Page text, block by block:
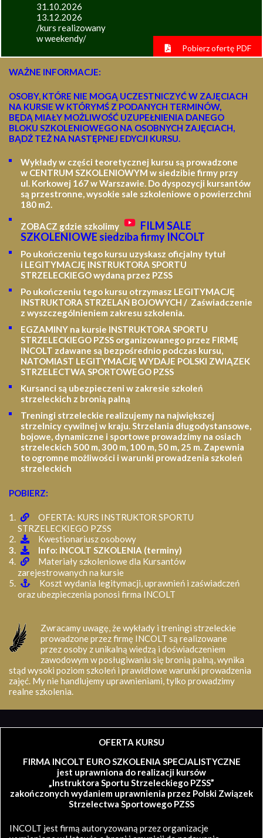
31.10.2026
13.12.2026
/kurs realizowany
w weekendy/
Pobierz ofertę PDF
WAŻNE INFORMACJE:
OSOBY, KTÓRE NIE MOGĄ UCZESTNICZYĆ W ZAJĘCIACH
NA KURSIE W KTÓRYMŚ Z PODANYCH TERMINÓW,
BĘDĄ MIAŁY MOŻLIWOŚĆ UZUPEŁNIENIA DANEGO
BLOKU SZKOLENIOWEGO NA OSOBNYCH ZAJĘCIACH,
BĄDŹ TEŻ NA NASTĘPNEJ EDYCJI KURSU.
Wykłady w części teoretycznej kursu są prowadzone
w CENTRUM SZKOLENIOWYM w siedzibie firmy przy
ul. Korkowej 167 w Warszawie. Do dyspozycji kursantów
są przestronne, wysokie sale szkoleniowe o powierzchni
180 m2.
ZOBACZ gdzie szkolimy
FILM SALE
SZKOLENIOWE siedziba firmy INCOLT
Po ukończeniu tego kursu uzyskasz oficjalny tytuł
i LEGITYMACJĘ INSTRUKTORA SPORTU
STRZELECKIEGO wydaną przez PZSS
Po ukończeniu tego kursu otrzymasz LEGITYMACJĘ
INSTRUKTORA STRZELAŃ BOJOWYCH / Zaświadczenie
z wyszczególnieniem zakresu szkolenia.
EGZAMINY na kursie INSTRUKTORA SPORTU
STRZELECKIEGO PZSS organizowanego przez FIRMĘ
INCOLT zdawane są bezpośrednio podczas kursu,
NATOMIAST LEGITYMACJĘ WYDAJE POLSKI ZWIĄZEK
STRZELECTWA SPORTOWEGO PZSS
Kursanci są ubezpieczeni w zakresie szkoleń
strzeleckich z bronią palną
Treningi strzeleckie realizujemy na największej
strzelnicy cywilnej w kraju. Strzelania długodystansowe,
bojowe, dynamiczne i sportowe prowadzimy na osiach
strzeleckich 500 m, 300 m, 100 m, 50 m, 25 m. Zapewnia
to ogromne możliwości i warunki prowadzenia szkoleń
strzeleckich
POBIERZ:
OFERTA: KURS INSTRUKTOR SPORTU
STRZELECKIEGO PZSS
Kwestionariusz osobowy
Info: INCOLT SZKOLENIA (terminy)
Materiały szkoleniowe dla Kursantów
zarejestrowanych na kursie
Koszt wydania legitymacji, uprawnień i zaświadczeń
oraz ubezpieczenia ponosi firma INCOLT
Zwracamy uwagę, że wykłady i treningi strzeleckie
prowadzone przez firmę INCOLT są realizowane
przez osoby z unikalną wiedzą i doświadczeniem
zawodowym w posługiwaniu się bronią palną, wynika
stąd wysoki poziom szkoleń i prawidłowe warunki prowadzenia
zajęć. My nie handlujemy uprawnieniami, tylko prowadzimy
realne szkolenia.
OFERTA KURSU
FIRMA INCOLT EURO SZKOLENIA SPECJALISTYCZNE
jest uprawniona do realizacji kursów
„Instruktora Sportu Strzeleckiego PZSS”
zakończonych wydaniem uprawnienia przez Polski Związek
Strzelectwa Sportowego PZSS
INCOLT jest firmą autoryzowaną przez organizacje